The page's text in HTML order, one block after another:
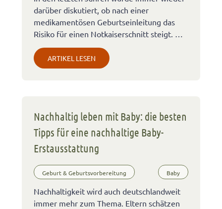
darüber diskutiert, ob nach einer
medikamentösen Geburtseinleitung das
Risiko für einen Notkaiserschnitt steigt. …
ARTIKEL LESEN
Nachhaltig leben mit Baby: die besten
Tipps für eine nachhaltige Baby-
Erstausstattung
Geburt & Geburtsvorbereitung Baby
Nachhaltigkeit wird auch deutschlandweit
immer mehr zum Thema. Eltern schätzen